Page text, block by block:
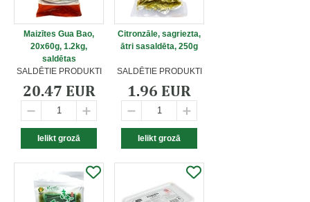
Maizītes Gua Bao,
20x60g, 1.2kg,
saldētas
SALDĒTIE PRODUKTI
20.47 EUR
Citronzāle, sagriezta,
ātri sasaldēta, 250g
SALDĒTIE PRODUKTI
1.96 EUR